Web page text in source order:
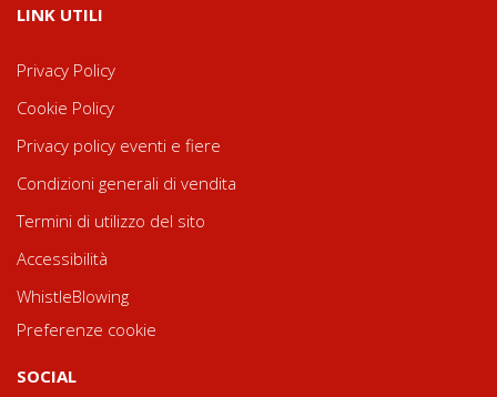
LINK UTILI
Privacy Policy
Cookie Policy
Privacy policy eventi e fiere
Condizioni generali di vendita
Termini di utilizzo del sito
Accessibilità
WhistleBlowing
Preferenze cookie
SOCIAL